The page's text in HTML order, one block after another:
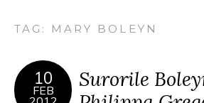
TAG: MARY BOLEYN
10
FEB
Surorile